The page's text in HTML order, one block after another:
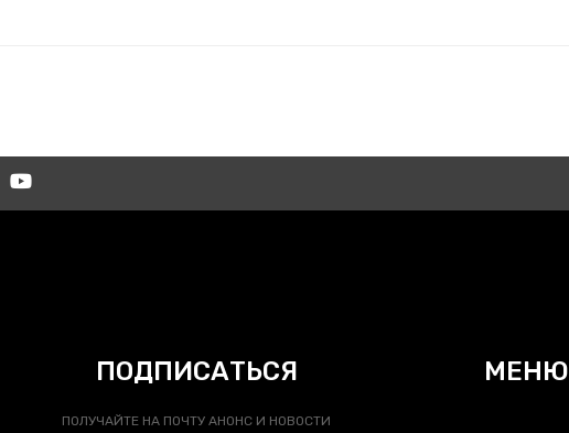
ПОДПИСАТЬСЯ
ПОЛУЧАЙТЕ НА ПОЧТУ АНОНС И НОВОСТИ
МЕНЮ